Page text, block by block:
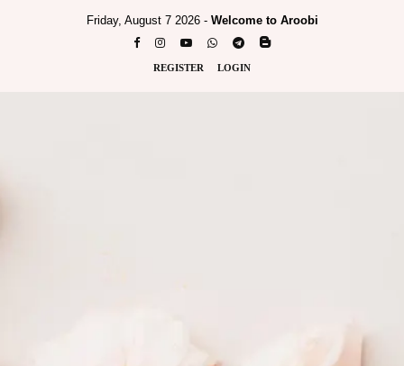
Friday, August 7 2026 - Welcome to Aroobi
REGISTER LOGIN